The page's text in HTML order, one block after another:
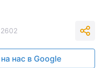
2602
нас в Google